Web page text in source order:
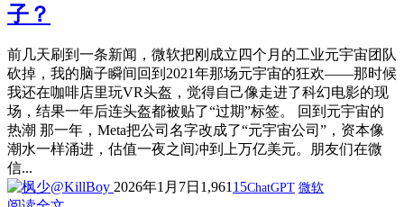
子？
前几天刷到一条新闻，微软把刚成立四个月的工业元宇宙团队
砍掉，我的脑子瞬间回到2021年那场元宇宙的狂欢——那时候
我还在咖啡店里玩VR头盔，觉得自己像走进了科幻电影的现
场，结果一年后连头盔都被贴了“过期”标签。 回到元宇宙的
热潮 那一年，Meta把公司名字改成了“元宇宙公司”，资本像
潮水一样涌进，估值一夜之间冲到上万亿美元。朋友们在微
信...
2026年1月7日 1,96115ChatGPT 微软